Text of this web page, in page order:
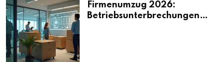
Firmenumzug 2026:
Betriebsunterbrechungen